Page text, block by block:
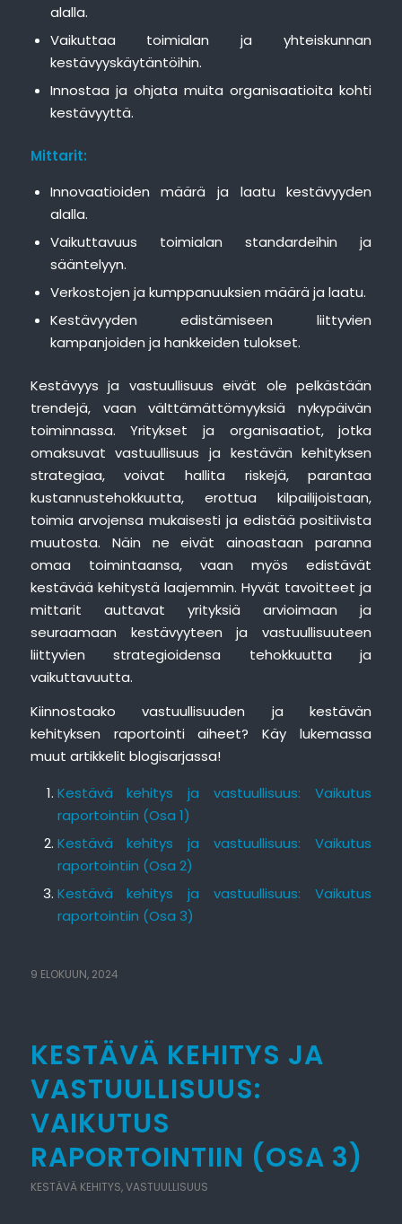
alalla.
Vaikuttaa toimialan ja yhteiskunnan
kestävyyskäytäntöihin.
Innostaa ja ohjata muita organisaatioita kohti
kestävyyttä.
Mittarit:
Innovaatioiden määrä ja laatu kestävyyden
alalla.
Vaikuttavuus toimialan standardeihin ja
sääntelyyn.
Verkostojen ja kumppanuuksien määrä ja laatu.
Kestävyyden edistämiseen liittyvien
kampanjoiden ja hankkeiden tulokset.
Kestävyys ja vastuullisuus eivät ole pelkästään
trendejä, vaan välttämättömyyksiä nykypäivän
toiminnassa. Yritykset ja organisaatiot, jotka
omaksuvat vastuullisuus ja kestävän kehityksen
strategiaa, voivat hallita riskejä, parantaa
kustannustehokkuutta, erottua kilpailijoistaan,
toimia arvojensa mukaisesti ja edistää positiivista
muutosta. Näin ne eivät ainoastaan paranna
omaa toimintaansa, vaan myös edistävät
kestävää kehitystä laajemmin. Hyvät tavoitteet ja
mittarit auttavat yrityksiä arvioimaan ja
seuraamaan kestävyyteen ja vastuullisuuteen
liittyvien strategioidensa tehokkuutta ja
vaikuttavuutta.
Kiinnostaako vastuullisuuden ja kestävän
kehityksen raportointi aiheet? Käy lukemassa
muut artikkelit blogisarjassa!
Kestävä kehitys ja vastuullisuus: Vaikutus
raportointiin (Osa 1)
Kestävä kehitys ja vastuullisuus: Vaikutus
raportointiin (Osa 2)
Kestävä kehitys ja vastuullisuus: Vaikutus
raportointiin (Osa 3)
9 ELOKUUN, 2024
KESTÄVÄ KEHITYS JA
VASTUULLISUUS:
VAIKUTUS
RAPORTOINTIIN (OSA 3)
KESTÄVÄ KEHITYS,VASTUULLISUUS